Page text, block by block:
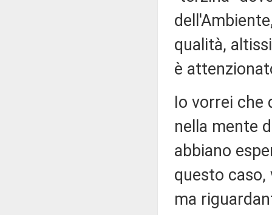
qualità,
è
Io vorrei che
nella mente
abbiano
questo
ma